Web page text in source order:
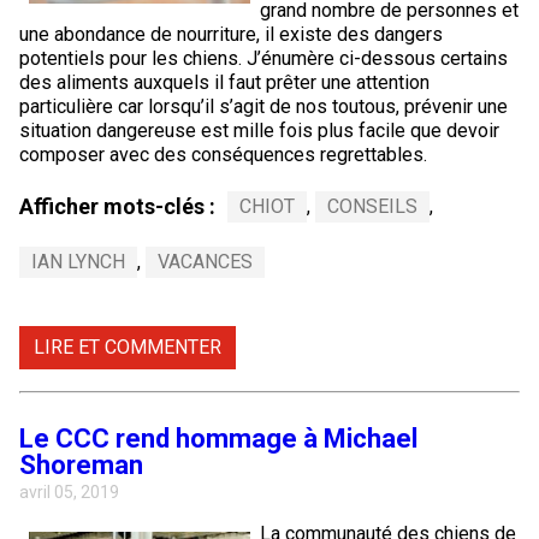
Berger polonais de plaine
Berger portugais
Puli
Berger Shetland
Vallhund suédois
Lévrier irlandais
Norrbottenspets
Elkhound norvégien
Otterhound
Pharaoh Hound
Xoloitzcuintli (moyen)
Xoloïtzcuintli (standard)
Épagneul cocker américain
Épagneul d’eau américain
Épagneul bleu de Picardie
Épagneul Clumber
Épagneul springer anglais
Terrier du révérend Russell
Terrier chasseur de rat
Terrier Russell
Terrier écossais
Terrier Skye
Carlin
Petit chien russe
Terrier à poil soyeux
Terrier de Manchester nain
Terrier du Yorkshire
Chien du Groenland
Hovawart
Chien d’ours de Carélie
Kuvasz
Mastiff
grand nombre de personnes et
une abondance de nourriture, il existe des dangers
potentiels pour les chiens. J’énumère ci-dessous certains
des aliments auxquels il faut prêter une attention
particulière car lorsqu’il s’agit de nos toutous, prévenir une
situation dangereuse est mille fois plus facile que devoir
composer avec des conséquences regrettables.
Afficher mots-clés : CHIOT , CONSEILS ,
IAN LYNCH , VACANCES
LIRE ET COMMENTER
Le CCC rend hommage à Michael
Shoreman
avril 05, 2019
La communauté des chiens de